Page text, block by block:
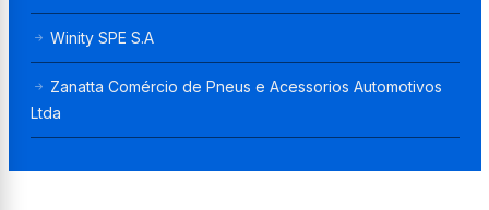
Winity SPE S.A
Zanatta Comércio de Pneus e Acessorios Automotivos
Ltda